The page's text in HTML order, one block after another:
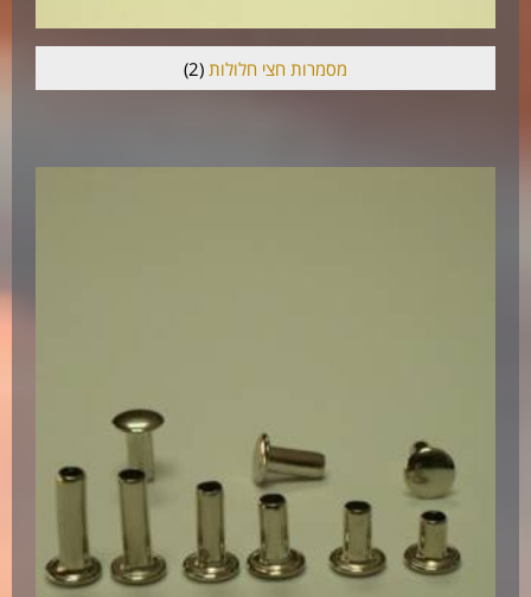
מסמרות חצי חלולות (2)